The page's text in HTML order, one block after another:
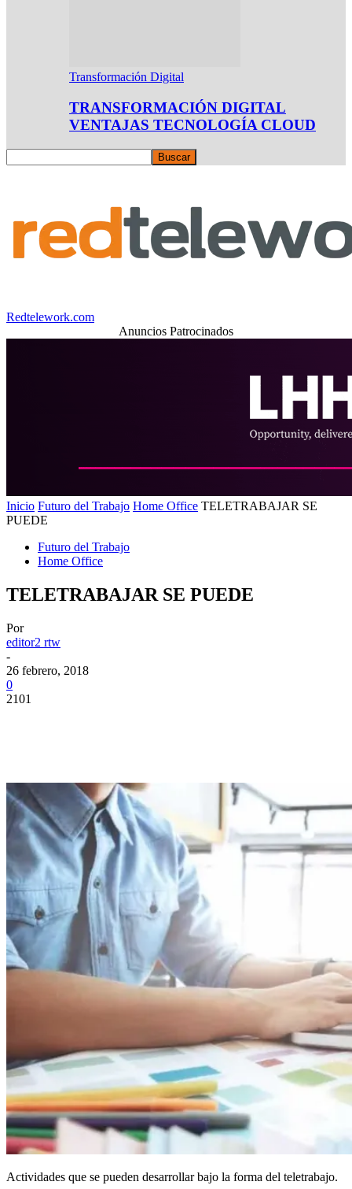
Transformación Digital
TRANSFORMACIÓN DIGITAL
VENTAJAS TECNOLOGÍA CLOUD
Redtelework.com
Anuncios Patrocinados
Inicio Futuro del Trabajo Home Office TELETRABAJAR SE
PUEDE
Futuro del Trabajo
Home Office
TELETRABAJAR SE PUEDE
Por
editor2 rtw
-
26 febrero, 2018
0
2101
Actividades que se pueden desarrollar bajo la forma del teletrabajo.